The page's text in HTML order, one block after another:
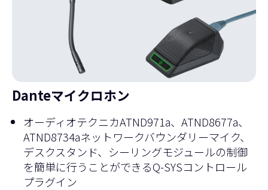
Danteマイクロホン
オーディオテクニカATND971a、ATND8677a、
ATND8734aネットワークバウンダリーマイク、
デスクスタンド、シーリングモジュールの制御
を簡単に行うことができるQ-SYSコントロール
プラグイン